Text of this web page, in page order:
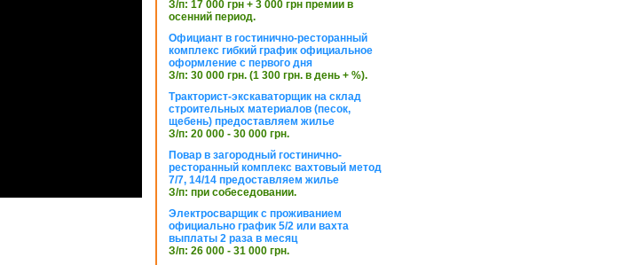
З/п: 17 000 грн + 3 000 грн премии в
осенний период.
Официант в гостинично-ресторанный
комплекс гибкий график официальное
оформление с первого дня
З/п: 30 000 грн. (1 300 грн. в день + %).
Тракторист-экскаваторщик на склад
строительных материалов (песок,
щебень) предоставляем жилье
З/п: 20 000 - 30 000 грн.
Повар в загородный гостинично-
ресторанный комплекс вахтовый метод
7/7, 14/14 предоставляем жилье
З/п: при собеседовании.
Электросварщик с проживанием
официально график 5/2 или вахта
выплаты 2 раза в месяц
З/п: 26 000 - 31 000 грн.